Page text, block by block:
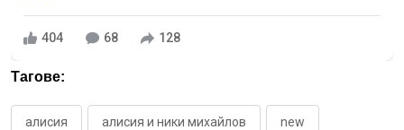
404 68 128
Тагове:
алисия алисия и ники михайлов new